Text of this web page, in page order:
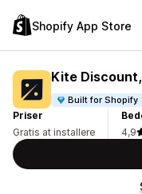
Shopify App Store
Kite
Built for Shopify
Priser
Gratis at installere
4,9